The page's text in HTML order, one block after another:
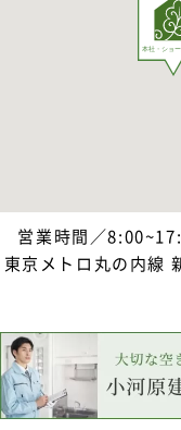
営業時間／
東京メトロ丸の内線